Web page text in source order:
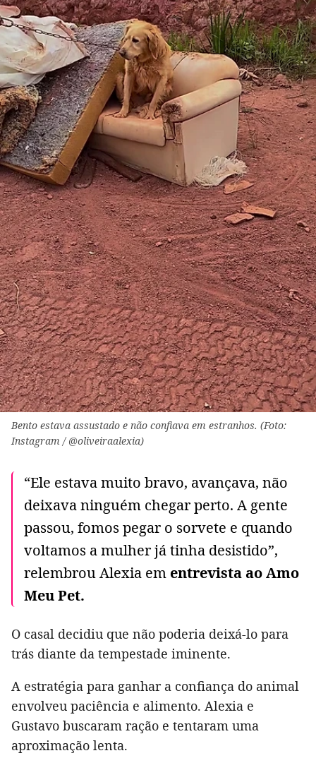
Bento estava assustado e não confiava em estranhos. (Foto:
Instagram / @oliveiraalexia)
“Ele estava muito bravo, avançava, não
deixava ninguém chegar perto. A gente
passou, fomos pegar o sorvete e quando
voltamos a mulher já tinha desistido”,
relembrou Alexia em entrevista ao Amo
Meu Pet.
O casal decidiu que não poderia deixá-lo para
trás diante da tempestade iminente.
A estratégia para ganhar a confiança do animal
envolveu paciência e alimento. Alexia e
Gustavo buscaram ração e tentaram uma
aproximação lenta.